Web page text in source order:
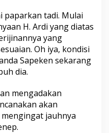
paparkan tadi. Mulai
H. Ardi yang diatas
yang
Oh iya, kondisi
Sapeken sekarang
dia.
mengadakan
akan
jauhnya